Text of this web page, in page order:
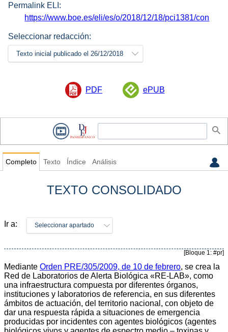
Permalink ELI:
https://www.boe.es/eli/es/o/2018/12/18/pci1381/con
Seleccionar redacción:
Texto inicial publicado el 26/12/2018
PDF ePUB
Completo Texto Índice Análisis
TEXTO CONSOLIDADO
Ir a: Seleccionar apartado
[Bloque 1: #pr]
Mediante Orden PRE/305/2009, de 10 de febrero, se crea la
Red de Laboratorios de Alerta Biológica «RE-LAB», como
una infraestructura compuesta por diferentes órganos,
instituciones y laboratorios de referencia, en sus diferentes
ámbitos de actuación, del territorio nacional, con objeto de
dar una respuesta rápida a situaciones de emergencia
producidas por incidentes con agentes biológicos (agentes